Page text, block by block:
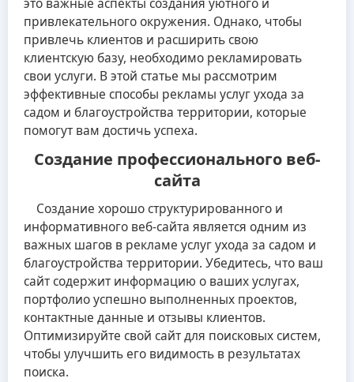
привлекательного окружения. Однако, чтобы
привлечь клиентов и расширить свою
клиентскую базу, необходимо рекламировать
свои услуги. В этой статье мы рассмотрим
эффективные способы рекламы услуг ухода за
садом и благоустройства территории, которые
помогут вам достичь успеха.
Создание профессионального веб-
сайта
Создание хорошо структурированного и
информативного веб-сайта является одним из
важных шагов в рекламе услуг ухода за садом и
благоустройства территории. Убедитесь, что ваш
сайт содержит информацию о ваших услугах,
портфолио успешно выполненных проектов,
контактные данные и отзывы клиентов.
Оптимизируйте свой сайт для поисковых систем,
чтобы улучшить его видимость в результатах
поиска.